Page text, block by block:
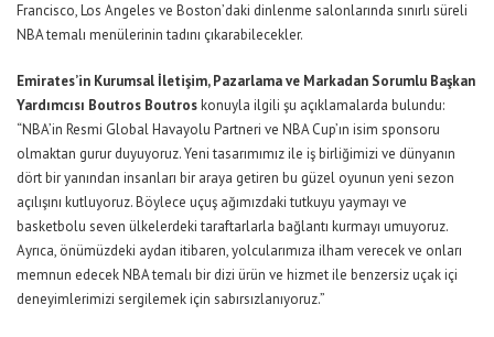
Francisco, Los Angeles ve Boston’daki dinlenme salonlarında sınırlı süreli
NBA temalı menülerinin tadını çıkarabilecekler.
Emirates’in Kurumsal İletişim, Pazarlama ve Markadan Sorumlu Başkan
Yardımcısı Boutros Boutroskonuyla ilgili şu açıklamalarda bulundu:
“NBA’in Resmi Global Havayolu Partneri ve NBA Cup’ın isim sponsoru
olmaktan gurur duyuyoruz. Yeni tasarımımız ile iş birliğimizi ve dünyanın
dört bir yanından insanları bir araya getiren bu güzel oyunun yeni sezon
açılışını kutluyoruz. Böylece uçuş ağımızdaki tutkuyu yaymayı ve
basketbolu seven ülkelerdeki taraftarlarla bağlantı kurmayı umuyoruz.
Ayrıca, önümüzdeki aydan itibaren, yolcularımıza ilham verecek ve onları
memnun edecek NBA temalı bir dizi ürün ve hizmet ile benzersiz uçak içi
deneyimlerimizi sergilemek için sabırsızlanıyoruz.”